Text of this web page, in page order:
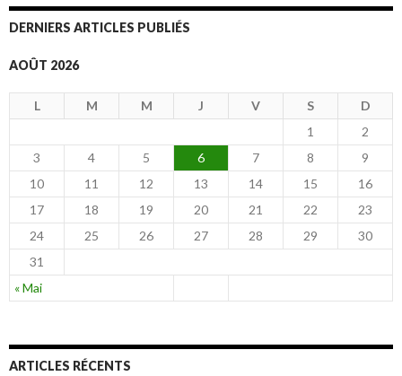
DERNIERS ARTICLES PUBLIÉS
AOÛT 2026
L M M J V S D
« Mai
1
2
3
4 5 6 7 8
9
10
11 12 13 14 15
16
17
18 19 20 21 22
23
24
25 26 27 28 29
30
31
ARTICLES RÉCENTS